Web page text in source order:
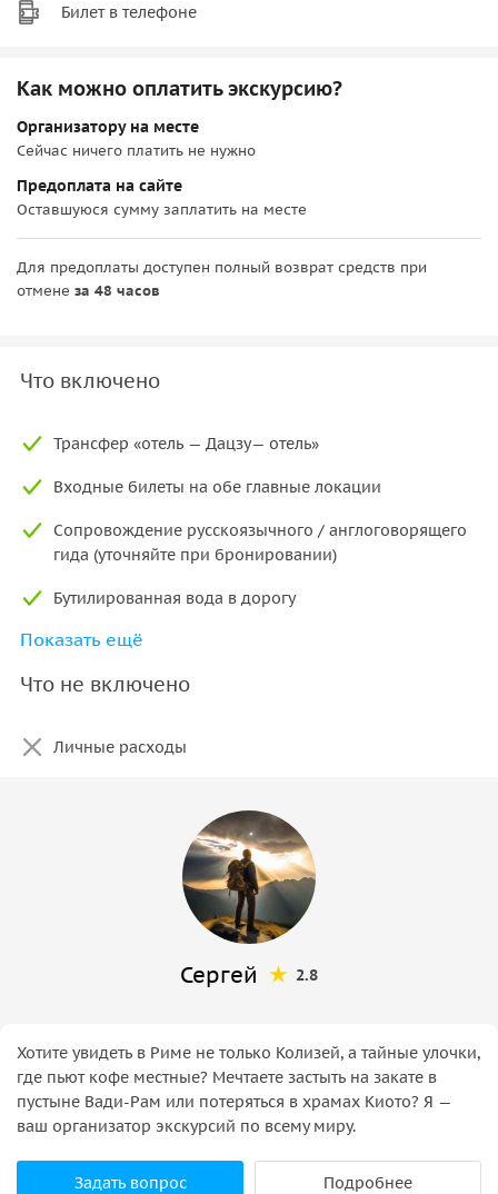
Билет в телефоне
Как можно оплатить экскурсию?
Организатору на месте
Сейчас ничего платить не нужно
Предоплата на сайте
Оставшуюся сумму заплатить на месте
Для предоплаты доступен полный возврат средств при
отмене за 48 часов
Что включено
Трансфер «отель — Дацзу— отель»
Входные билеты на обе главные локации
Сопровождение русскоязычного / англоговорящего
гида (уточняйте при бронировании)
Бутилированная вода в дорогу
Обед (по желанию)
Показать ещё
Что не включено
Личные расходы
Сергей 2.8
Хотите увидеть в Риме не только Колизей, а тайные улочки,
где пьют кофе местные? Мечтаете застыть на закате в
пустыне Вади-Рам или потеряться в храмах Киото? Я —
ваш организатор экскурсий по всему миру.
Задать вопрос Подробнее